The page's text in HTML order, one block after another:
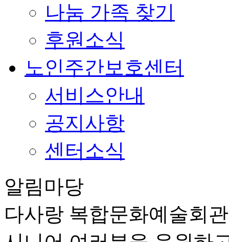
나눔 가족 찾기
후원소식
노인주간보호센터
서비스안내
공지사항
센터소식
알림마당
다사랑 복합문화예술회